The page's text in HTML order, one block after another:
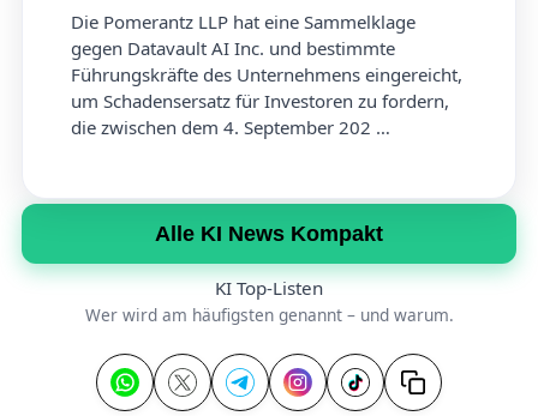
Die Pomerantz LLP hat eine Sammelklage
gegen Datavault AI Inc. und bestimmte
Führungskräfte des Unternehmens eingereicht,
um Schadensersatz für Investoren zu fordern,
die zwischen dem 4. September 202 …
Alle KI News Kompakt
KI Top-Listen
Wer wird am häufigsten genannt – und warum.